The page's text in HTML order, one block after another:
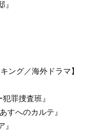
』
ング／海外ドラマ】
罪捜査班』
すへのカルテ』
』